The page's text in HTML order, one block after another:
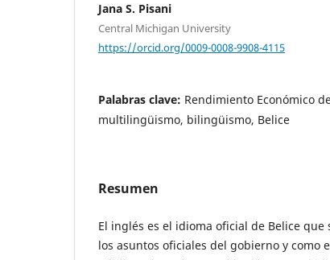
Jana S. Pisani
Central Michigan University
https://orcid.org/0009-0008-9908-4115
Palabras clave: Rendimiento Económico
multilingüismo, bilingüismo, Belice
Resumen
El inglés es el idioma oficial de Belice
los asuntos oficiales del gobierno y como